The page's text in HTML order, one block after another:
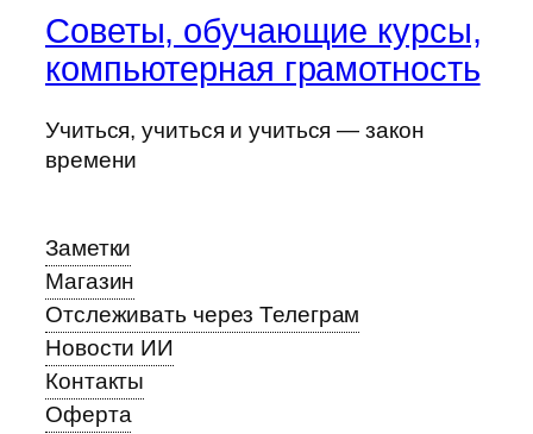
Советы, обучающие курсы,
компьютерная грамотность
Учиться, учиться и учиться — закон
времени
Заметки
Магазин
Отслеживать через Телеграм
Новости ИИ
Контакты
Оферта